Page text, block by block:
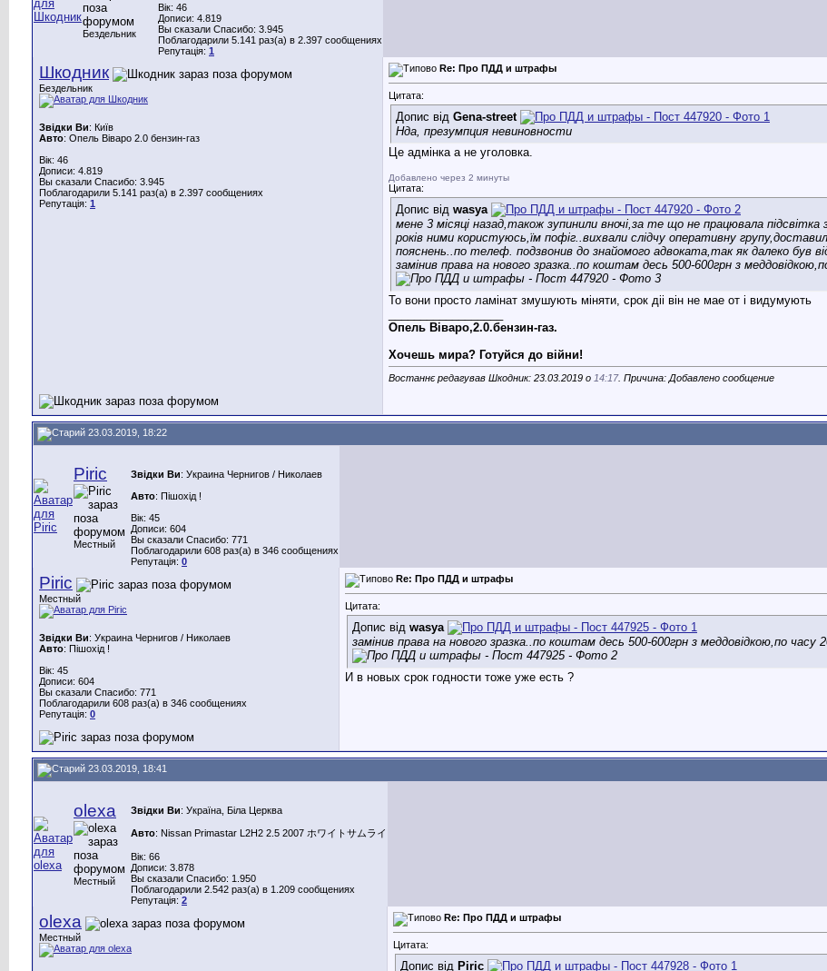
Бездельник
Вік: 46
Дописи: 4.819
Вы сказали Спасибо: 3.945
Поблагодарили 5.141 раз(а) в 2.397 сообщениях
Репутація: 1
Шкодник
Бездельник
Звідки Ви: Київ
Авто: Опель Віваро 2.0 бензин-газ
Вік: 46
Дописи: 4.819
Вы сказали Спасибо: 3.945
Поблагодарили 5.141 раз(а) в 2.397 сообщениях
Репутація: 1
Re: Про ПДД и штрафы
Цитата:
Допис від Gena-street
Нда, презумпция невиновности
Це адмінка а не уголовка.
Добавлено через 2 минуты
Цитата:
Допис від wasya
мене 3 місяці назад,також зупинили вночі,за те що не працювала
років ними користуюсь,їм пофіг..вихвали слідчу оперативну
пояснень..по телеф. подзвонив до знайомого адвоката,так як далеко був
замінив права на нового зразка..по коштам десь 500-600грн з
То вони просто ламінат змушують міняти, срок діі він не мае от і видумують
Опель Віваро,2.0.бензин-газ.
Хочешь мира? Готуйся до війни!
Востаннє редагував Шкодник: 23.03.2019 о 14:17. Причина: Добавлено сообщение
23.03.2019, 18:22
Piric
Местный
Звідки Ви: Украина Чернигов / Николаев
Авто: Пішохід !
Вік: 45
Дописи: 604
Вы сказали Спасибо: 771
Поблагодарили 608 раз(а) в 346 сообщениях
Репутація: 0
Piric
Местный
Звідки Ви: Украина Чернигов / Николаев
Авто: Пішохід !
Вік: 45
Дописи: 604
Вы сказали Спасибо: 771
Поблагодарили 608 раз(а) в 346 сообщениях
Репутація: 0
Re: Про ПДД и штрафы
Цитата:
Допис від wasya
замінив права на нового зразка..по коштам десь 500-600грн з меддовідкою,по часу
И в новых срок годности тоже уже есть ?
23.03.2019, 18:41
olexa
Местный
Звідки Ви: Україна, Біла Церква
Авто: Nissan Primastar L2H2 2.5 2007 ホワイトサムライ
Вік: 66
Дописи: 3.878
Вы сказали Спасибо: 1.950
Поблагодарили 2.542 раз(а) в 1.209 сообщениях
Репутація: 2
olexa
Местный
Re: Про ПДД и штрафы
Цитата:
Допис від Piric